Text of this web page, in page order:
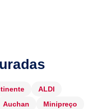
ALDI
Auchan
Minipreço